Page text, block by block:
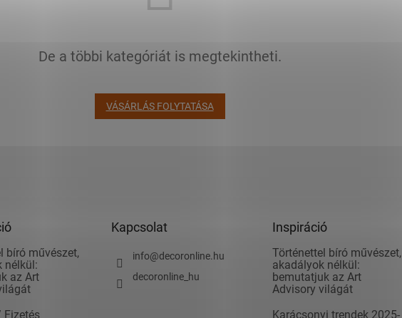
De a többi kategóriát is megtekintheti.
VÁSÁRLÁS FOLYTATÁSA
bíró művészet,
nélkül:
az Art
Fizetés
Kapcsolat
info@decoronline.hu
decoronline_hu
Inspiráció
Történettel bíró művészet,
akadályok nélkül:
bemutatjuk az Art
Advisory világát
Karácsonyi trendek 2025-